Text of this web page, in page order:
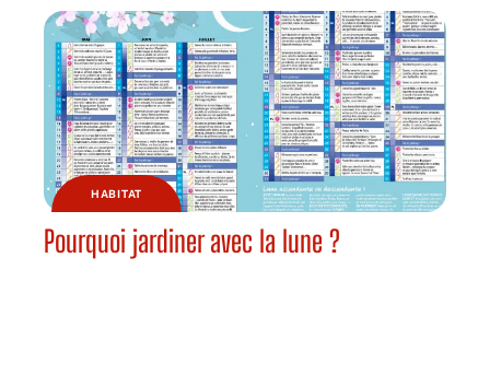
HABITAT
Pourquoi jardiner avec la lune ?